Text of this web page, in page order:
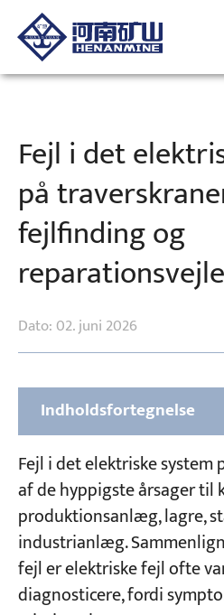
Fejl i det
på
fejlfinding og
Dato: 02. juni 2026
Indholdsfortegnelse
systemfejl i
1. Fejl på
2. Fejl i AC-
3. Fejl i AC-kontaktor og
Fejl i det elektriske system
af de hyppigste årsager til
produktionsanlæg, lagre,
industrianlæg.
fejl er elektriske fejl ofte
diagnosticere, fordi